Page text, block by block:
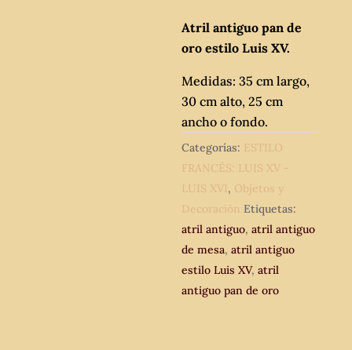
Atril antiguo pan de
oro estilo Luis XV.
Medidas: 35 cm largo,
30 cm alto, 25 cm
ancho o fondo.
Categorías: ESTILO
FRANCÉS: LUIS XV -
LUIS XVI, Objetos y
Decoración Etiquetas:
atril antiguo,atril antiguo
de mesa,atril antiguo
estilo Luis XV,atril
antiguo pan de oro